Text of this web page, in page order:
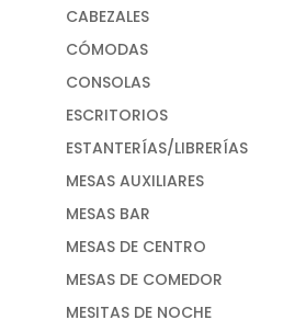
CABEZALES
CÓMODAS
CONSOLAS
ESCRITORIOS
ESTANTERÍAS/LIBRERÍAS
MESAS AUXILIARES
MESAS BAR
MESAS DE CENTRO
MESAS DE COMEDOR
MESITAS DE NOCHE